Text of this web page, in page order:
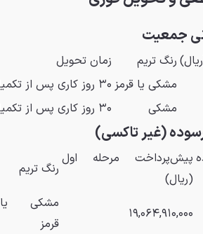
رنگ تریم زمان تحویل
مشکی یا قرمز ۳۰ روز کاری پس از تکمیل مراحل
مشکی ۳۰ روز کاری پس از تکمیل مراحل
پیش‌پرداخت مرحله اول
(ریال)
رنگ تریم
۱۹,۰۶۴,۹۱۰,۰۰۰
مشکی یا
قرمز